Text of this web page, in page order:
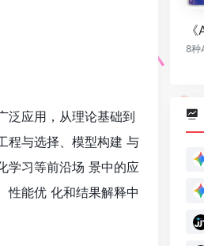
泛应用，从理论基础到
程与选择、模型构建 与
学习等前沿场 景中的应
性能优 化和结果解释中